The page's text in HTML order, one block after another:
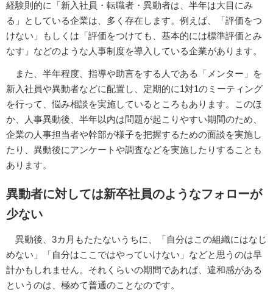
経験則的に「新入社員・転職者・異動者は、半年は大目にみ
る」としている企業は、多く存在します。例えば、「評価をつ
けない」もしくは「評価をつけても、基本的には標準評価とみ
なす」などのような人事制度を導入している企業があります。
また、半年程度、指導や助言をする人である「メンター」を
新入社員や異動者などに配置し、定期的に1対1のミーティング
を行って、悩み相談を実施しているところもあります。このほ
か、人事異動後、半年以内は問題が起こりやすい期間のため、
企業の人事担当者や幹部が様子を把握するための面談を実施し
たり、異動後にアンケートや調査などを実施したりすることも
あります。
異動者に対しては新卒社員のようなフォローが
少ない
異動後、3カ月もたたないうちに、「自分はこの組織にはなじ
めない」「自分はここではやっていけない」などと思うのは早
計かもしれません。それくらいの期間であれば、違和感がある
というのは、極めて普通のことなのです。